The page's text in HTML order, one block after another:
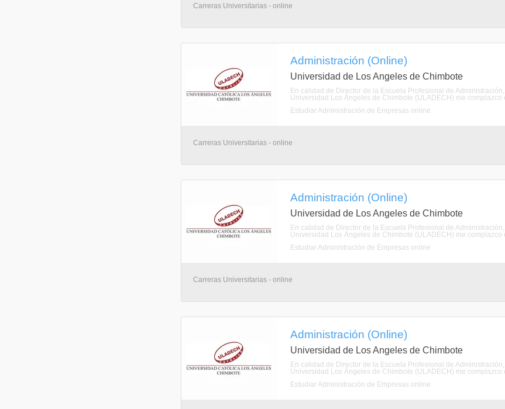
Carreras Universitarias - online
Administración (Online)
Universidad de Los Angeles de Chimbote
En calidad de Director de la Escuela Profesional de
Universidad Los Ángeles de Chimbote (ULADECH) me
Estudiar Administración de Empresas online
Carreras Universitarias - online
Administración (Online)
Universidad de Los Angeles de Chimbote
En calidad de Director de la Escuela Profesional de
Universidad Los Ángeles de Chimbote (ULADECH) me
Estudiar Administración de Empresas online
Carreras Universitarias - online
Administración (Online)
Universidad de Los Angeles de Chimbote
En calidad de Director de la Escuela Profesional de
Universidad Los Ángeles de Chimbote (ULADECH) me
Estudiar Administración de Empresas online